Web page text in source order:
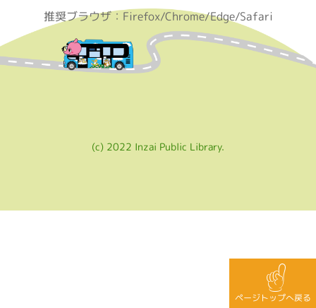
推奨ブラウザ：Firefox/Chrome/Edge/Safari
(c) 2022 Inzai Public Library.